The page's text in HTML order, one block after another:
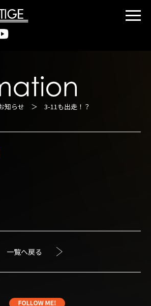
知らせ ＞ 3-11も出走！？
一覧へ戻る